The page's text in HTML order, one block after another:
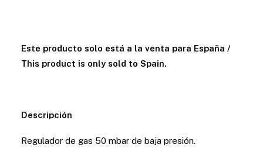
Este producto solo está a la venta para España /
This product is only sold to Spain.
Descripción
Regulador de gas 50 mbar de baja presión.